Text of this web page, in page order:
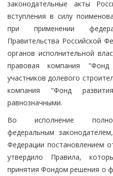
законодательные акты
вступления в силу
при применении
Правительства Российской
органов исполнительной
правовая компания
участников долевого
компания "Фонд
равнозначными.
Во исполнение
федеральным
Федерации постановлением
утвердило Правила,
принятия Фондом решения о